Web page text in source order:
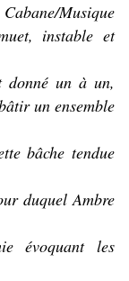
Musique
instable et
donné un à un,
un ensemble
bâche tendue
duquel Ambre
évoquant les